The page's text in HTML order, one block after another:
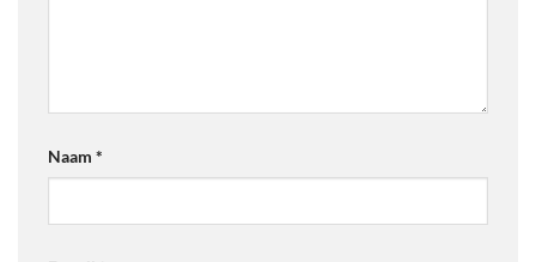
Naam *